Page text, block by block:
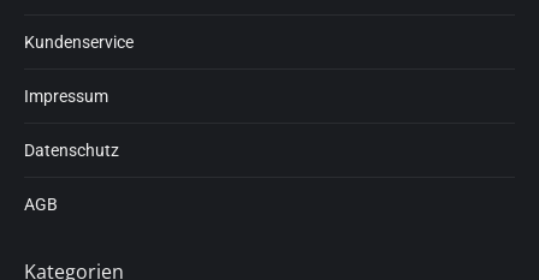
Kundenservice
Impressum
Datenschutz
AGB
Kategorien